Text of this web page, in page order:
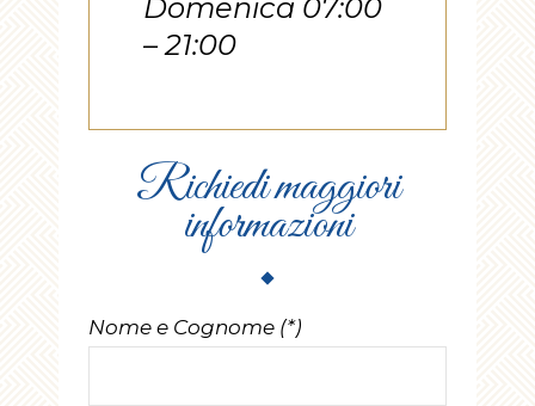
Domenica 07:00
– 21:00
Richiedi maggiori
informazioni
Nome e Cognome (*)